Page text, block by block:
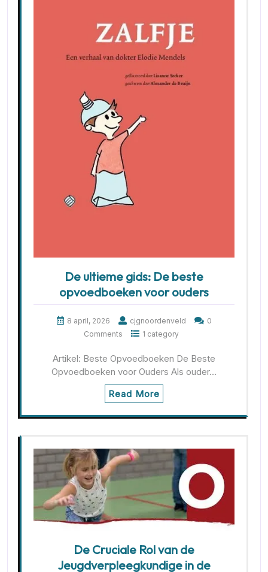
De ultieme gids: De beste
opvoedboeken voor ouders
8 april, 2026 cjgnoordenveld
0
Comments
1 category
Artikel: Beste Opvoedboeken De Beste
Opvoedboeken voor Ouders Als ouder…
Read More
De Cruciale Rol van de
Jeugdverpleegkundige in de